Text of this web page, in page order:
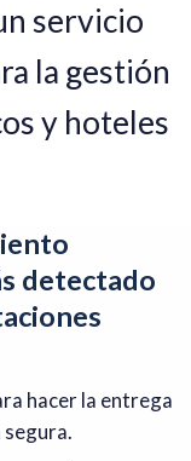
servicio
la gestión
y hoteles
detectado
hacer la entrega
segura.